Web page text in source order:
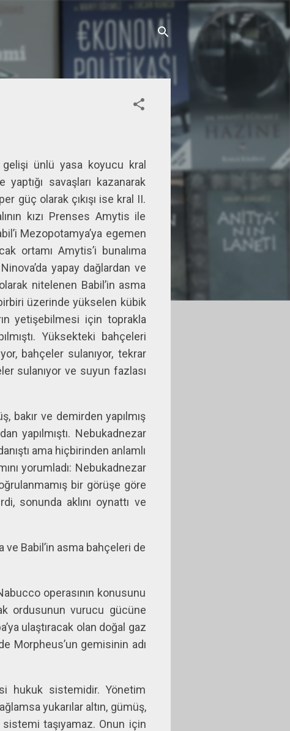
ünlü yasa koyucu kral
savaşları kazanarak
güç olarak çıkışı ise kral II.
kızı Prenses Amytis ile
Mezopotamya’ya egemen
ortamı Amytis’i bunalıma
yapay dağlardan ve
nitelenen Babil’in asma
üzerinde yükselen kübik
yetişebilmesi için toprakla
Yüksekteki bahçeleri
bahçeler sulanıyor, tekrar
sulanıyor ve suyun fazlası
bakır ve demirden yapılmış
yapılmıştı. Nebukadnezar
ama hiçbirinden anlamlı
yorumladı: Nebukadnezar
bir görüşe göre
sonunda aklını oynattı ve
ve Babil’in asma bahçeleri de
operasının konusunu
ordusunun vurucu gücüne
ulaştıracak olan doğal gaz
Morpheus’un gemisinin adı
hukuk sistemidir. Yönetim
yukarılar altın, gümüş,
taşıyamaz. Onun için